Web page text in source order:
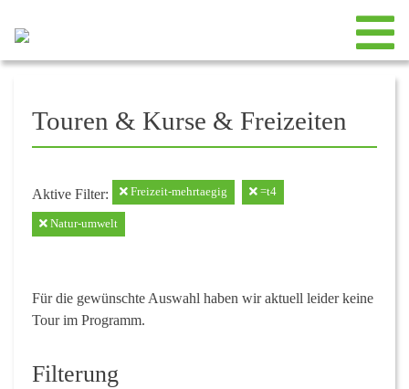
Touren & Kurse & Freizeiten
Aktive Filter: Freizeit-mehrtaegig =t4
Natur-umwelt
Für die gewünschte Auswahl haben wir aktuell leider keine
Tour im Programm.
Filterung